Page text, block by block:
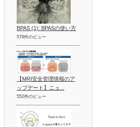
BPAS (1): BPASの使い方
579件のビュー
【MRI安全管理情報のア
ップデート】ニュ...
552件のビュー